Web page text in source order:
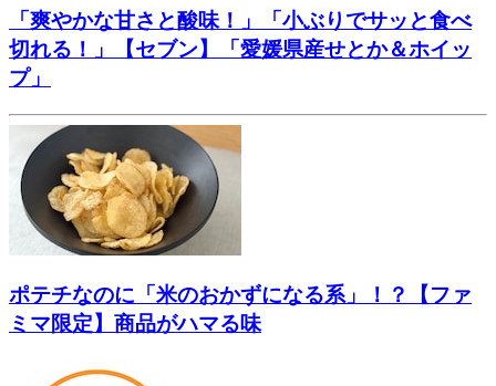
「爽やかな甘さと酸味！」「小ぶりでサッと食べ
切れる！」【セブン】「愛媛県産せとか＆ホイッ
プ」
ポテチなのに「米のおかずになる系」！？【ファ
ミマ限定】商品がハマる味